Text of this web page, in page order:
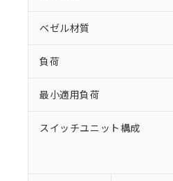
ベゼル材質
負荷
最小適用負荷
スイッチユニット構成